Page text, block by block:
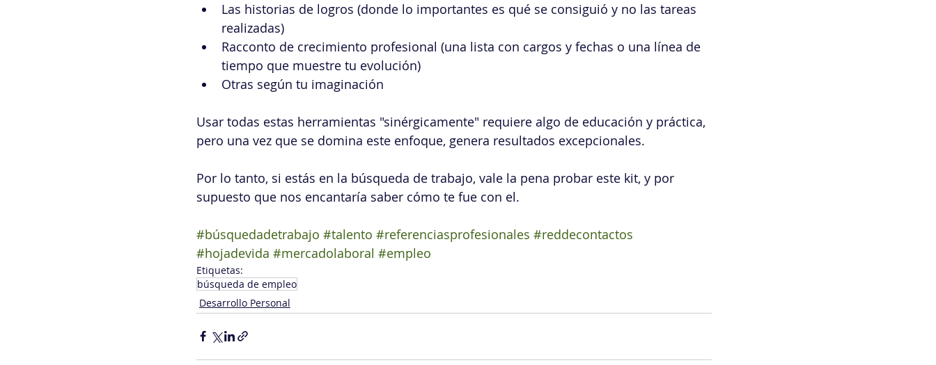
Las historias de logros (donde lo importantes es qué se consiguió y no las tareas
realizadas)
Racconto de crecimiento profesional (una lista con cargos y fechas o una línea de
tiempo que muestre tu evolución)
Otras según tu imaginación
Usar todas estas herramientas "sinérgicamente" requiere algo de educación y práctica,
pero una vez que se domina este enfoque, genera resultados excepcionales.
Por lo tanto, si estás en la búsqueda de trabajo, vale la pena probar este kit, y por
supuesto que nos encantaría saber cómo te fue con el.
#búsquedadetrabajo #talento #referenciasprofesionales #reddecontactos
#hojadevida #mercadolaboral #empleo
Etiquetas:
búsqueda de empleo
Desarrollo Personal